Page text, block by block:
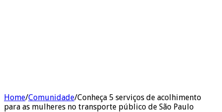
Home/Comunidade/Conheça 5 serviços de acolhimento
para as mulheres no transporte público de São Paulo